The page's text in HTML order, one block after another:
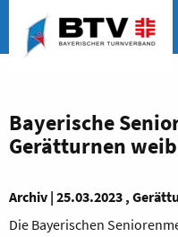
Bayerische
Gerätturnen
Archiv | 25.03.2023 ,
Die Bayerischen